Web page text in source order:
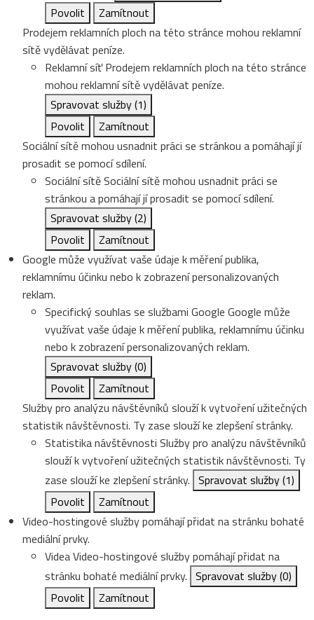
Povolit
Zamítnout
Prodejem reklamních ploch na této stránce mohou reklamní
sítě vydělávat peníze.
Reklamní síť Prodejem reklamních ploch na této stránce
mohou reklamní sítě vydělávat peníze.
Spravovat služby(1)
Povolit
Zamítnout
Sociální sítě mohou usnadnit práci se stránkou a pomáhají jí
prosadit se pomocí sdílení.
Sociální sítěSociální sítě mohou usnadnit práci se
stránkou a pomáhají jí prosadit se pomocí sdílení.
Spravovat služby(2)
Povolit
Zamítnout
Google může využívat vaše údaje k měření publika,
reklamnímu účinku nebo k zobrazení personalizovaných
reklam.
Specifický souhlas se službami Google Google může
využívat vaše údaje k měření publika, reklamnímu účinku
nebo k zobrazení personalizovaných reklam.
Spravovat služby(0)
Povolit
Zamítnout
Služby pro analýzu návštěvníků slouží k vytvoření užitečných
statistik návštěvnosti. Ty zase slouží ke zlepšení stránky.
Statistika návštěvnosti Služby pro analýzu návštěvníků
slouží k vytvoření užitečných statistik návštěvnosti. Ty
zase slouží ke zlepšení stránky. Spravovat služby(1)
Povolit
Zamítnout
Video-hostingové služby pomáhají přidat na stránku bohaté
mediální prvky.
VideaVideo-hostingové služby pomáhají přidat na
stránku bohaté mediální prvky. Spravovat služby(0)
Povolit
Zamítnout